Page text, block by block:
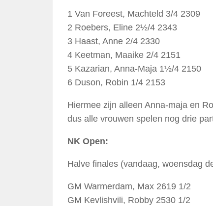
1 Van Foreest, Machteld 3/4 2309
2 Roebers, Eline 2½/4 2343
3 Haast, Anne 2/4 2330
4 Keetman, Maaike 2/4 2151
5 Kazarian, Anna-Maja 1½/4 2150
6 Duson, Robin 1/4 2153
Hiermee zijn alleen Anna-maja en
dus alle vrouwen spelen nog drie
NK Open:
Halve finales (vandaag, woensdag
GM Warmerdam, Max 2619 1/2
GM Kevlishvili, Robby 2530 1/2